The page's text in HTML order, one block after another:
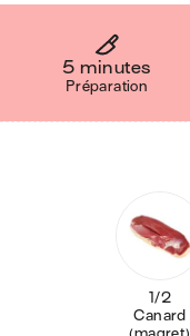
5 minutes
Préparation
1/2
Canard